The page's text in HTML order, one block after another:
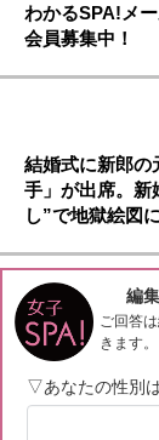
わかるSPA!メ
会員募集中！
結婚式に新郎の
手」が出席。新
し”で地獄絵図